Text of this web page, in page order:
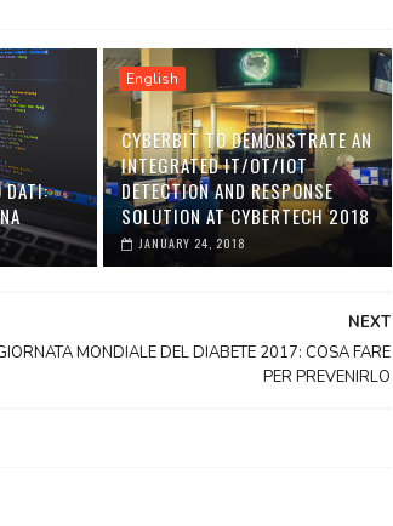
DATI:
English
CYBERBIT TO DEMONSTRATE AN
INTEGRATED IT/OT/IOT
DETECTION AND RESPONSE
SOLUTION AT CYBERTECH 2018
JANUARY 24, 2018
NEXT
MONDIALE DEL DIABETE 2017: COSA FARE
PER PREVENIRLO